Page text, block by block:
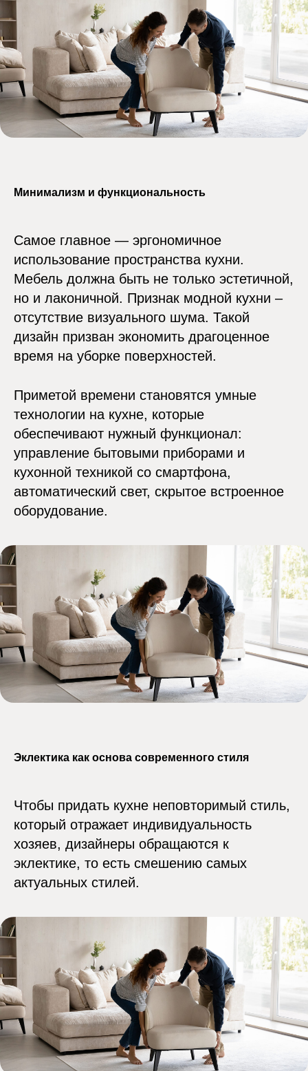
Минимализм и функциональность
Самое главное — эргономичное
использование пространства кухни.
Мебель должна быть не только эстетичной,
но и лаконичной. Признак модной кухни –
отсутствие визуального шума. Такой
дизайн призван экономить драгоценное
время на уборке поверхностей.
Приметой времени становятся умные
технологии на кухне, которые
обеспечивают нужный функционал:
управление бытовыми приборами и
кухонной техникой со смартфона,
автоматический свет, скрытое встроенное
оборудование.
Эклектика как основа современного стиля
Чтобы придать кухне неповторимый стиль,
который отражает индивидуальность
хозяев, дизайнеры обращаются к
эклектике, то есть смешению самых
актуальных стилей.